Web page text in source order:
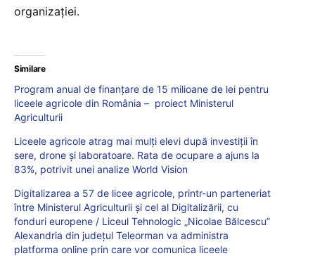
organizației.
Similare
Program anual de finanțare de 15 milioane de lei pentru
liceele agricole din România – proiect Ministerul
Agriculturii
Liceele agricole atrag mai mulți elevi după investiții în
sere, drone și laboratoare. Rata de ocupare a ajuns la
83%, potrivit unei analize World Vision
Digitalizarea a 57 de licee agricole, printr-un parteneriat
între Ministerul Agriculturii și cel al Digitalizării, cu
fonduri europene / Liceul Tehnologic „Nicolae Bălcescu”
Alexandria din județul Teleorman va administra
platforma online prin care vor comunica liceele